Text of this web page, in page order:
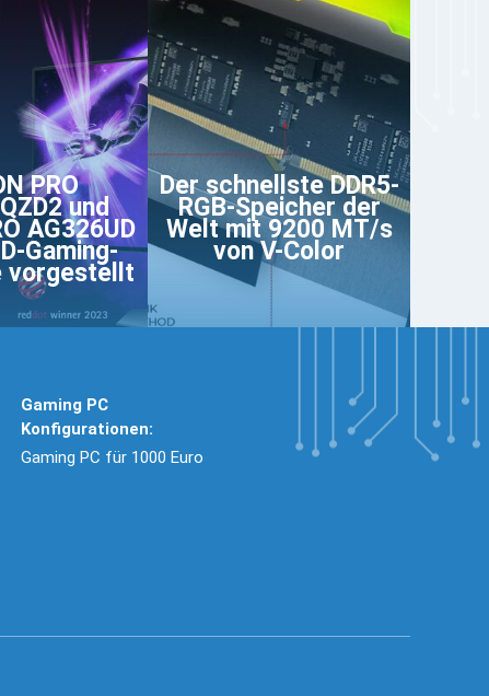
PRO
und
AG326UD
Gaming-
vorgestellt
Der schnellste DDR5-
RGB-Speicher der
Welt mit 9200 MT/s
von V-Color
Gaming PC
Konfigurationen:
Gaming PC für 1000 Euro